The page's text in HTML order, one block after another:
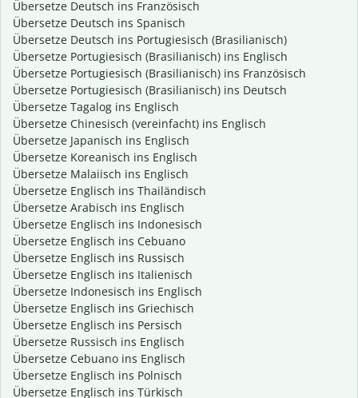
Übersetze Deutsch ins Französisch
Übersetze Deutsch ins Spanisch
Übersetze Deutsch ins Portugiesisch (Brasilianisch)
Übersetze Portugiesisch (Brasilianisch) ins Englisch
Übersetze Portugiesisch (Brasilianisch) ins Französisch
Übersetze Portugiesisch (Brasilianisch) ins Deutsch
Übersetze Tagalog ins Englisch
Übersetze Chinesisch (vereinfacht) ins Englisch
Übersetze Japanisch ins Englisch
Übersetze Koreanisch ins Englisch
Übersetze Malaiisch ins Englisch
Übersetze Englisch ins Thailändisch
Übersetze Arabisch ins Englisch
Übersetze Englisch ins Indonesisch
Übersetze Englisch ins Cebuano
Übersetze Englisch ins Russisch
Übersetze Englisch ins Italienisch
Übersetze Indonesisch ins Englisch
Übersetze Englisch ins Griechisch
Übersetze Englisch ins Persisch
Übersetze Russisch ins Englisch
Übersetze Cebuano ins Englisch
Übersetze Englisch ins Polnisch
Übersetze Englisch ins Türkisch